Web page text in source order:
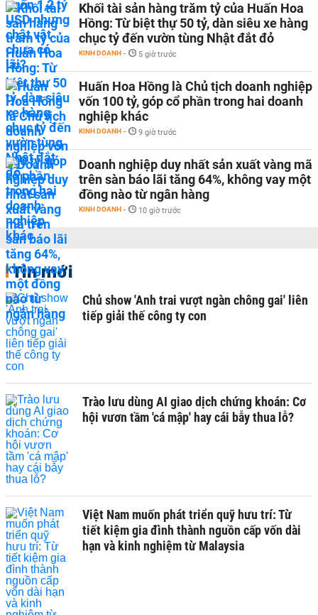
Khối tài sản hàng trăm tỷ của Huấn Hoa
Hồng: Từ biệt thự 50 tỷ, dàn siêu xe hàng
chục tỷ đến vườn tùng Nhật đắt đỏ
KINH DOANH - 5 giờ trước
Huấn Hoa Hồng là Chủ tịch doanh nghiệp
vốn 100 tỷ, góp cổ phần trong hai doanh
nghiệp khác
KINH DOANH - 9 giờ trước
Doanh nghiệp duy nhất sản xuất vàng mã
trên sàn báo lãi tăng 64%, không vay một
đồng nào từ ngân hàng
KINH DOANH - 10 giờ trước
Tin mới
Chủ show 'Anh trai vượt ngàn chông gai' liên
tiếp giải thế công ty con
Trào lưu dùng AI giao dịch chứng khoán: Cơ
hội vươn tầm 'cá mập' hay cái bẫy thua lỗ?
Việt Nam muốn phát triển quỹ hưu trí: Từ
tiết kiệm gia đình thành nguồn cấp vốn dài
hạn và kinh nghiệm từ Malaysia